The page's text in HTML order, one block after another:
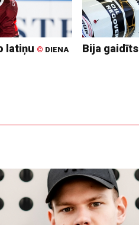
latiņu © DIENA Bija